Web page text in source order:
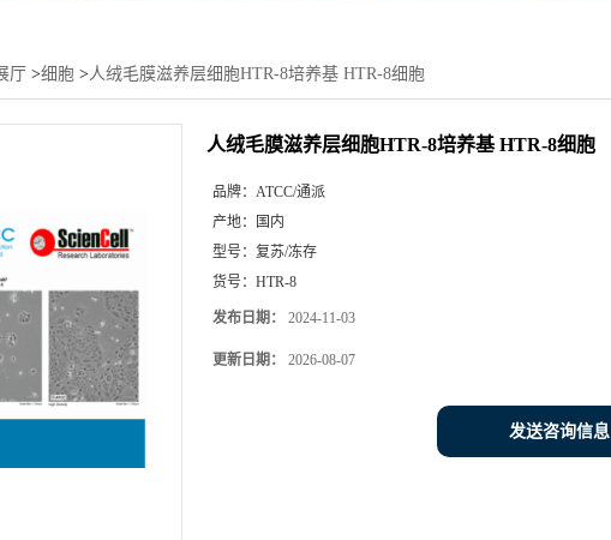
厅 >细胞 >人绒毛膜滋养层细胞HTR-8培养基 HTR-8细胞
人绒毛膜滋养层细胞HTR-8培养基 HTR-8细胞
品牌： ATCC/通派
产地：
国内
型号： 复苏/冻存
货号： HTR-8
发布日期： 2024-11-03
更新日期： 2026-08-07
发送咨询信息